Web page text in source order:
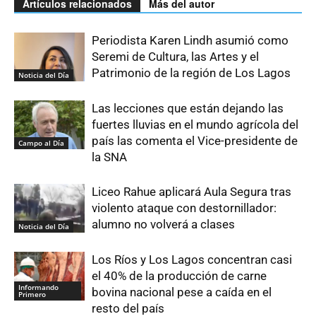
Artículos relacionados Más del autor
Noticia del Día
Periodista Karen Lindh asumió como
Seremi de Cultura, las Artes y el
Patrimonio de la región de Los Lagos
Campo al Día
Las lecciones que están dejando las
fuertes lluvias en el mundo agrícola del
país las comenta el Vice-presidente de
la SNA
Noticia del Día
Liceo Rahue aplicará Aula Segura tras
violento ataque con destornillador:
alumno no volverá a clases
Informando
Primero
Los Ríos y Los Lagos concentran casi
el 40% de la producción de carne
bovina nacional pese a caída en el
resto del país